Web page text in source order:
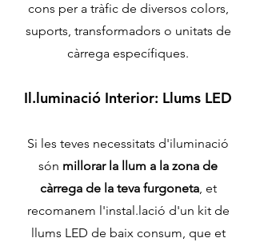
cons per a tràfic de diversos colors,
suports, transformadors o unitats de
càrrega específiques.
Il.luminació Interior: Llums LED
Si les teves necessitats d'iluminació
són millorar la llum a la zona de
càrrega de la teva furgoneta, et
recomanem l'instal.lació d'un kit de
llums LED de baix consum, que et